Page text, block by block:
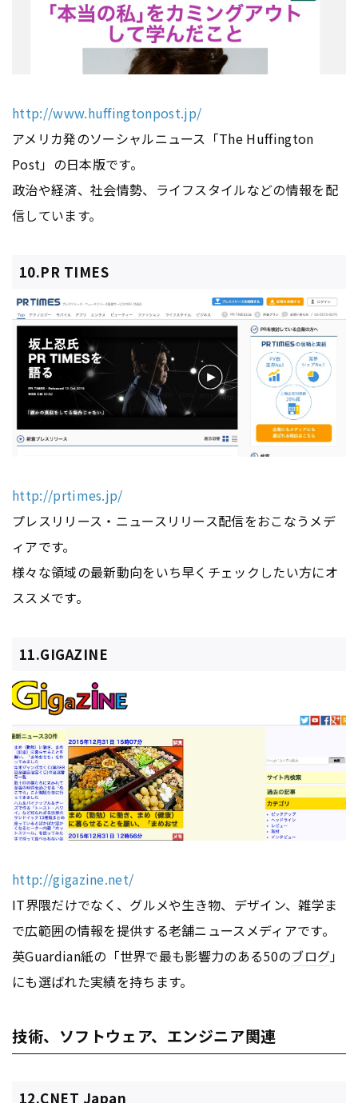
http://www.huffingtonpost.jp/
アメリカ発のソーシャルニュース「The Huffington
Post」の日本版です。
政治や経済、社会情勢、ライフスタイルなどの情報を配
信しています。
10.PR TIMES
http://prtimes.jp/
プレスリリース・ニュースリリース配信をおこなうメデ
ィアです。
様々な領域の最新動向をいち早くチェックしたい方にオ
ススメです。
11.GIGAZINE
http://gigazine.net/
IT界隈だけでなく、グルメや生き物、デザイン、雑学ま
で広範囲の情報を提供する老舗ニュースメディアです。
英Guardian紙の「世界で最も影響力のある50のブログ」
にも選ばれた実績を持ちます。
技術、ソフトウェア、エンジニア関連
12.CNET Japan